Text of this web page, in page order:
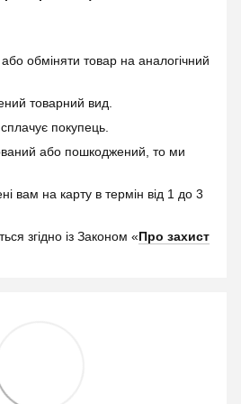
обміняти товар на аналогічний
товарний вид.
покупець.
або пошкоджений, то ми
вам на карту в термін від 1 до 3
згідно із Законом «Про захист